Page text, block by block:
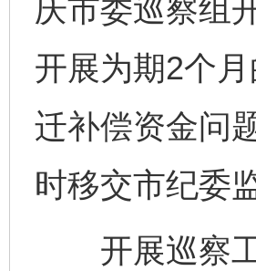
庆市委巡察组
开展为期2个
迁补偿资金问
时移交市纪委
开展巡察工